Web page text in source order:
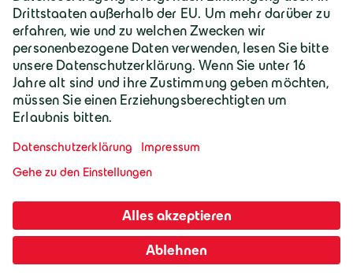
Wilhelm-Geiger-Straße 1
87561 Oberstdorf
+49 8322 18 0
info@geigergruppe.de
Impressum
Datenschutz
Cookie-Einstellungen
Darf ich mich vorstellen, ich bin der
Fragen und Anliegen.